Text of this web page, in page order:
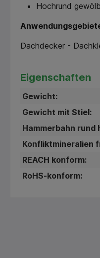
Hochrund
Dachdecker -
Eigenschaften
Gewicht:
Gewicht mit Stiel:
Hammerbahn
Konfliktmineralien
REACH konform:
RoHS-konform: